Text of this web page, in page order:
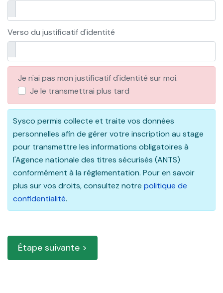
Verso du justificatif d'identité
Je n'ai pas mon justificatif d'identité sur moi.
Je le transmettrai plus tard
Sysco permis collecte et traite vos données
personnelles afin de gérer votre inscription au stage
pour transmettre les informations obligatoires à
l'Agence nationale des titres sécurisés (ANTS)
conformément à la réglementation. Pour en savoir
plus sur vos droits, consultez notre politique de
confidentialité.
Étape suivante >